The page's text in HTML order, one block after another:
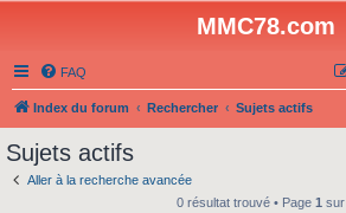
MMC78.com
FAQ
Index du forum Rechercher Sujets actifs
Sujets actifs
Aller à la recherche avancée
0 résultat trouvé • Page 1 sur